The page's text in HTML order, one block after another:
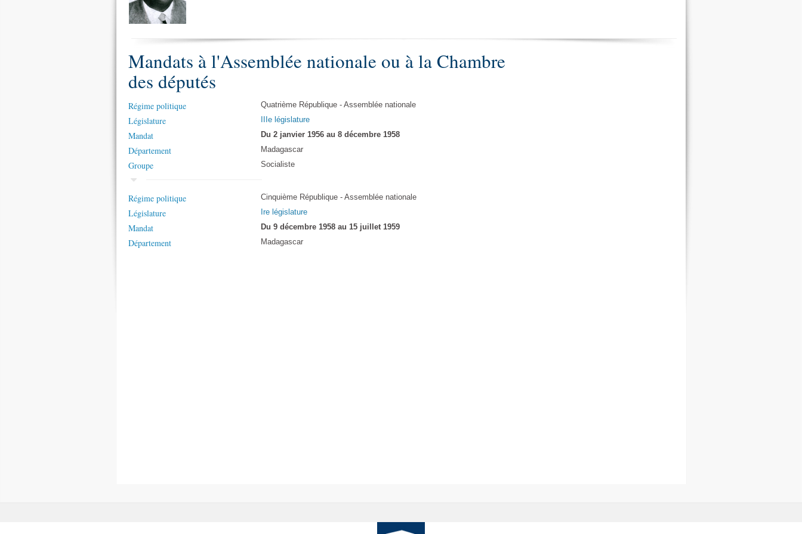
Mandats à l'Assemblée nationale ou à la Chambre
des députés
Régime politique Quatrième République - Assemblée nationale
Législature IIIe législature
Mandat Du 2 janvier 1956 au 8 décembre 1958
Département Madagascar
Groupe Socialiste
Régime politique Cinquième République - Assemblée nationale
Législature Ire législature
Mandat Du 9 décembre 1958 au 15 juillet 1959
Département Madagascar